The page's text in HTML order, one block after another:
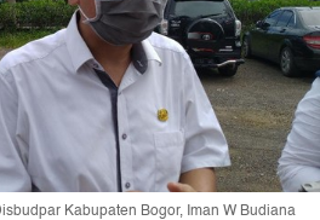
Kabupaten Bogor, Iman W Budiana